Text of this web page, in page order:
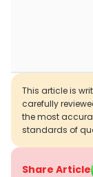
This article is
carefully
the most
standards of
Share Article